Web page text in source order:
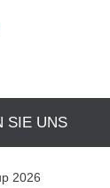
SIE UNS
2026